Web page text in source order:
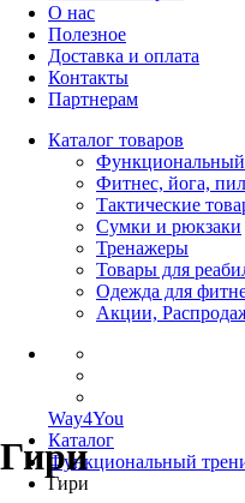
О нас
Полезное
Доставка и оплата
Контакты
Партнерам
Каталог товаров
Функциональный
Фитнес, йога,
Тактические
Сумки и рюкзаки
Тренажеры
Товары для
Одежда для
Акции,
Way4You
Каталог
Функциональный
Гири
Гири